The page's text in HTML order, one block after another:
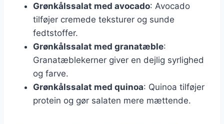
Grønkålssalat med avocado: Avocado
tilføjer cremede teksturer og sunde
fedtstoffer.
Grønkålssalat med granatæble:
Granatæblekerner giver en dejlig syrlighed
og farve.
Grønkålssalat med quinoa: Quinoa tilføjer
protein og gør salaten mere mættende.